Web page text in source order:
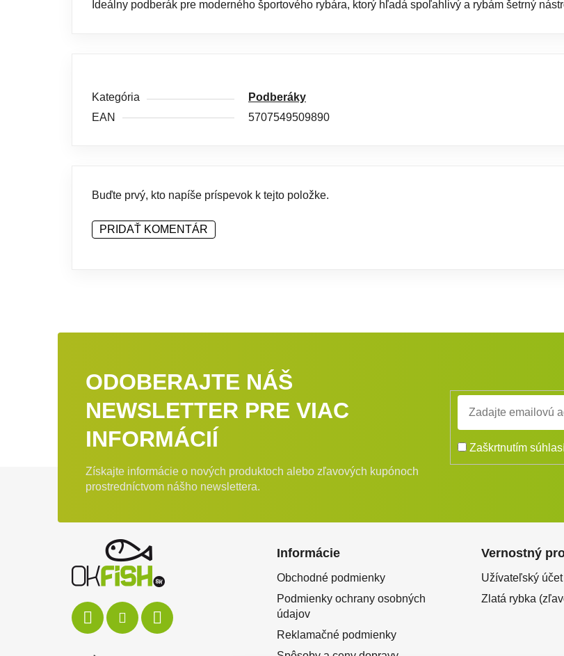
Ideálny podberák pre moderného športového rybára, ktorý hľadá spoľahlivý a rybám šetrný
Kategória
Podberáky
EAN
5707549509890
Buďte prvý, kto napíše príspevok k tejto položke.
PRIDAŤ KOMENTÁR
ODOBERAJTE NÁŠ
NEWSLETTER PRE VIAC
INFORMÁCIÍ
Získajte informácie o nových produktoch alebo zľavových kupónoch
prostredníctvom nášho newslettera.
Zaškrtnutím
Informácie
Obchodné podmienky
Podmienky ochrany osobných
údajov
Reklamačné podmienky
Vernostný
Užívateľský účet
Zlatá rybka